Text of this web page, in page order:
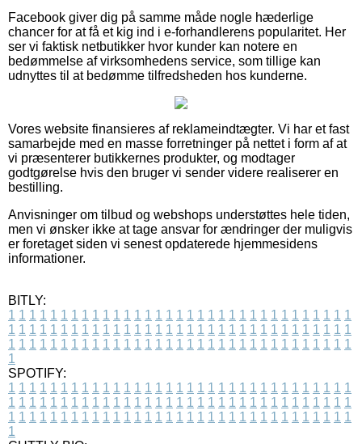
Facebook giver dig på samme måde nogle hæderlige
chancer for at få et kig ind i e-forhandlerens popularitet. Her
ser vi faktisk netbutikker hvor kunder kan notere en
bedømmelse af virksomhedens service, som tillige kan
udnyttes til at bedømme tilfredsheden hos kunderne.
Vores website finansieres af reklameindtægter. Vi har et fast
samarbejde med en masse forretninger på nettet i form af at
vi præsenterer butikkernes produkter, og modtager
godtgørelse hvis den bruger vi sender videre realiserer en
bestilling.
Anvisninger om tilbud og webshops understøttes hele tiden,
men vi ønsker ikke at tage ansvar for ændringer der muligvis
er foretaget siden vi senest opdaterede hjemmesidens
informationer.
BITLY:
1 1 1 1 1 1 1 1 1 1 1 1 1 1 1 1 1 1 1 1 1 1 1 1 1 1 1 1 1 1 1 1 1
1 1 1 1 1 1 1 1 1 1 1 1 1 1 1 1 1 1 1 1 1 1 1 1 1 1 1 1 1 1 1 1 1
1 1 1 1 1 1 1 1 1 1 1 1 1 1 1 1 1 1 1 1 1 1 1 1 1 1 1 1 1 1 1 1 1
1
SPOTIFY:
1 1 1 1 1 1 1 1 1 1 1 1 1 1 1 1 1 1 1 1 1 1 1 1 1 1 1 1 1 1 1 1 1
1 1 1 1 1 1 1 1 1 1 1 1 1 1 1 1 1 1 1 1 1 1 1 1 1 1 1 1 1 1 1 1 1
1 1 1 1 1 1 1 1 1 1 1 1 1 1 1 1 1 1 1 1 1 1 1 1 1 1 1 1 1 1 1 1 1
1